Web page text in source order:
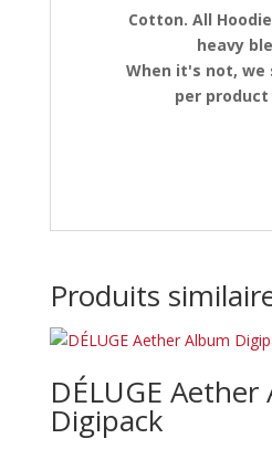
Cotton. All
heavy
When it's not, we
per product
Produits
DÉLUGE Aether
Digipack